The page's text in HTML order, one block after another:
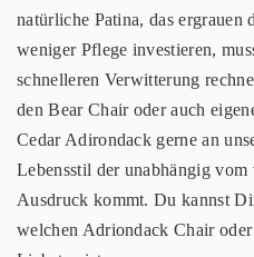
natürliche Patina, das
weniger Pflege investieren,
schnelleren Verwitterung
den Bear Chair oder auch
Cedar Adirondack gerne an
Lebensstil der unabhängig
Ausdruck kommt. Du kannst
welchen Adriondack Chair